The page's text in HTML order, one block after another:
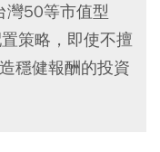
灣50等市值型
策略，即使不擅
穩健報酬的投資